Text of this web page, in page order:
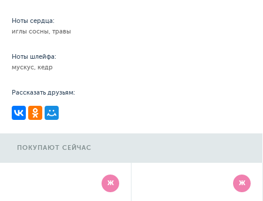
Ноты сердца:
иглы сосны, травы
Ноты шлейфа:
мускус, кедр
Рассказать друзьям:
ПОКУПАЮТ СЕЙЧАС
Ж Ж